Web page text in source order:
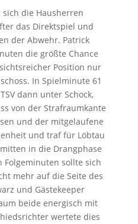
die Hausherren
das Direktspiel und
der Abwehr. Patrick
die größte Chance
Position nur
In Spielminute 61
dann unter Schock,
von der Strafraumkante
und der mitgelaufene
und traf für Löbtau
in die Drangphase
sollte sich
mehr auf die Seite des
und Gästekeeper
beide energisch mit
wertete dies